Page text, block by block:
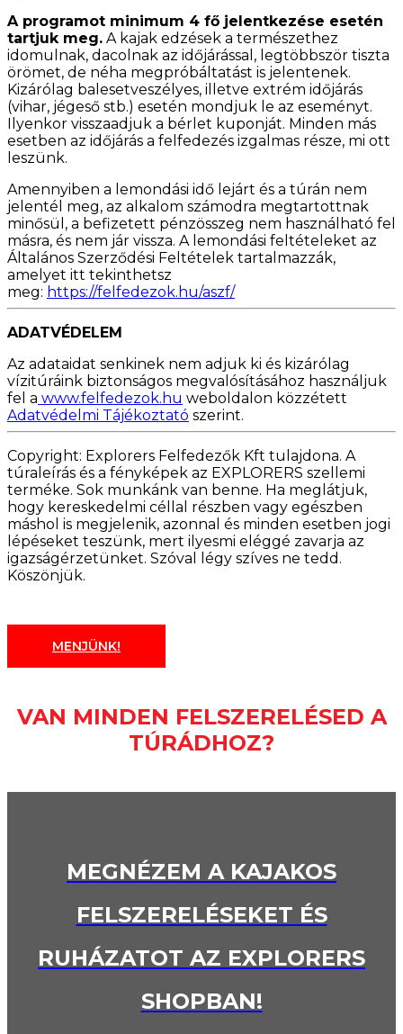
A programot minimum 4 fő jelentkezése esetén
tartjuk meg. A kajak edzések a természethez
idomulnak, dacolnak az időjárással, legtöbbször tiszta
örömet, de néha megpróbáltatást is jelentenek.
Kizárólag balesetveszélyes, illetve extrém időjárás
(vihar, jégeső stb.) esetén mondjuk le az eseményt.
Ilyenkor visszaadjuk a bérlet kuponját. Minden más
esetben az időjárás a felfedezés izgalmas része, mi ott
leszünk.
Amennyiben a lemondási idő lejárt és a túrán nem
jelentél meg, az alkalom számodra megtartottnak
minősül, a befizetett pénzösszeg nem használható fel
másra, és nem jár vissza. A lemondási feltételeket az
Általános Szerződési Feltételek tartalmazzák,
amelyet itt tekinthetsz
meg: https://felfedezok.hu/aszf/
ADATVÉDELEM
Az adataidat senkinek nem adjuk ki és kizárólag
vízitúráink biztonságos megvalósításához használjuk
fel a www.felfedezok.hu weboldalon közzétett
Adatvédelmi Tájékoztató szerint.
Copyright: Explorers Felfedezők Kft tulajdona. A
túraleírás és a fényképek az EXPLORERS szellemi
terméke. Sok munkánk van benne. Ha meglátjuk,
hogy kereskedelmi céllal részben vagy egészben
máshol is megjelenik, azonnal és minden esetben jogi
lépéseket teszünk, mert ilyesmi eléggé zavarja az
igazságérzetünket. Szóval légy szíves ne tedd.
Köszönjük.
MENJÜNK!
VAN MINDEN FELSZERELÉSED A
TÚRÁDHOZ?
MEGNÉZEM A KAJAKOS
FELSZERELÉSEKET ÉS
RUHÁZATOT AZ EXPLORERS
SHOPBAN!